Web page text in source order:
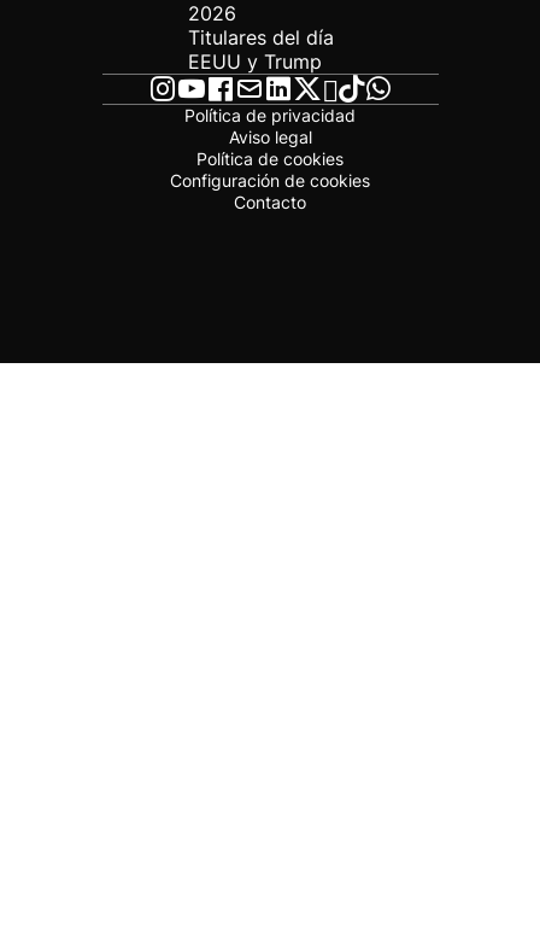
2026
Titulares del día
EEUU y Trump
Política de privacidad
Aviso legal
Política de cookies
Configuración de cookies
Contacto